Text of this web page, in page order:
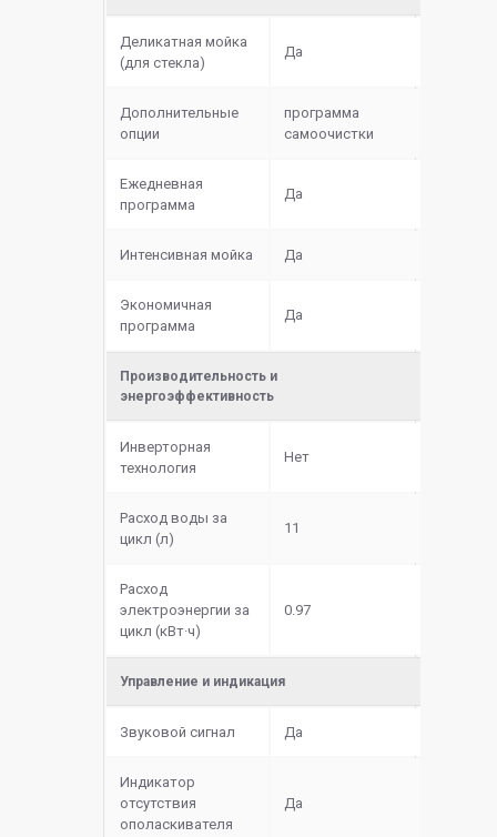
Деликатная мойка
(для стекла)
Да
Дополнительные
опции
программа
самоочистки
Ежедневная
программа
Да
Интенсивная мойка Да
Экономичная
программа
Да
Производительность и
энергоэффективность
Инверторная
технология
Нет
Расход воды за
цикл (л)
11
Расход
электроэнергии за
цикл (кВт·ч)
0.97
Управление и индикация
Звуковой сигнал Да
Индикатор
отсутствия
ополаскивателя
Да